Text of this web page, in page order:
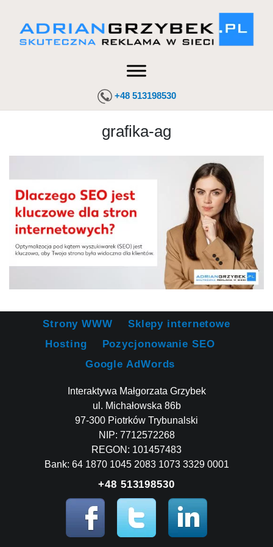
+48 513198530
grafika-ag
Strony WWW
Sklepy internetowe
Hosting
Pozycjonowanie SEO
Google AdWords
Interaktywa Małgorzata Grzybek
ul. Michałowska 86b
97-300 Piotrków Trybunalski
NIP: 7712572268
REGON: 101457483
Bank: 64 1870 1045 2083 1073 3329 0001
+48 513198530